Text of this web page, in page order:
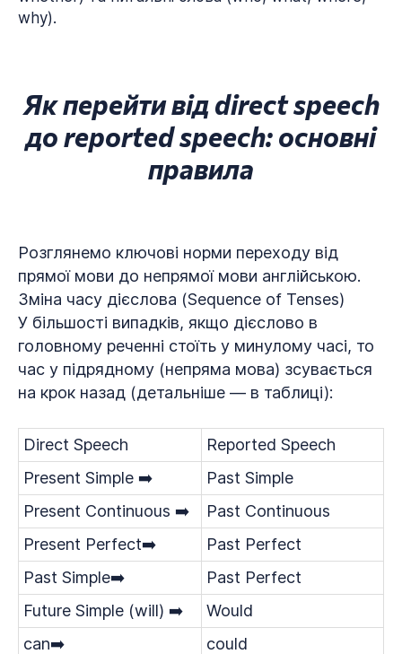
why).
Як перейти від direct speech
до reported speech: основні
правила
Розглянемо ключові норми переходу від
прямої мови до непрямої мови англійською.
Зміна часу дієслова (Sequence of Tenses)
У більшості випадків, якщо дієслово в
головному реченні стоїть у минулому часі, то
час у підрядному (непряма мова) зсувається
на крок назад (детальніше — в таблиці):
Direct Speech
Reported Speech
Present Simple ➡️
Past Simple
Present Continuous ➡️
Past Continuous
Present Perfect➡️
Past Perfect
Past Simple➡️
Past Perfect
Future Simple (will) ➡️
Would
can➡️
could